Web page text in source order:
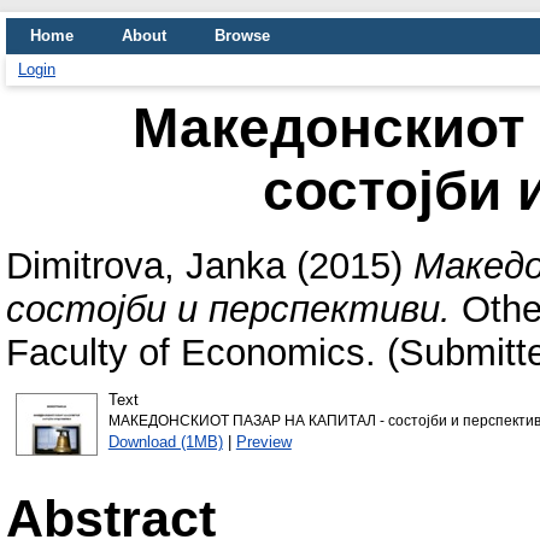
Home About
Browse
Login
Македонскиот
состојби
Dimitrova, Janka(2015)
состојби и перспективи.
Faculty of Economics.
Text
МАКЕДОНСКИОТ ПАЗАР НА КАПИТАЛ - состојби и
Download (1MB)| Preview
Abstract